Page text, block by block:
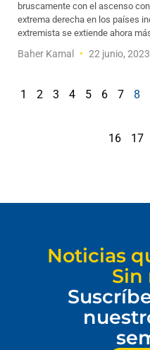
bruscamente con el ascenso
extrema derecha en los países
extremista se extiende ahora
Baher Kamal 22 junio, 2023
1 2 3 4 5 6 7 8
16 17
Noticias
Sin